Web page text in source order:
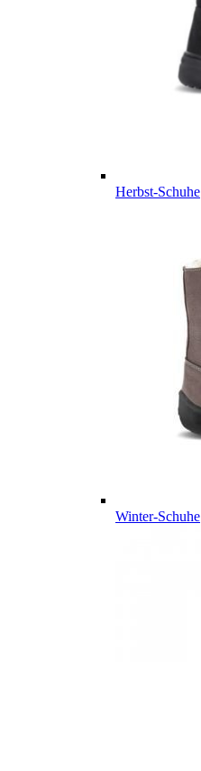
Herbst-Schuhe
Winter-Schuhe